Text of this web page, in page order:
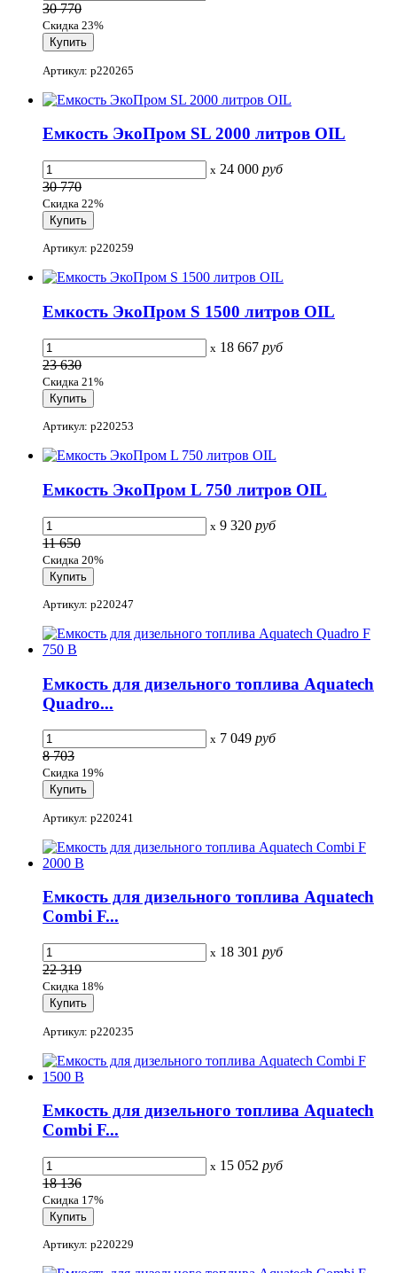
30 770
Скидка 23%
Артикул: p220265
Емкость ЭкоПром SL 2000 литров OIL
x 24 000 руб
30 770
Скидка 22%
Артикул: p220259
Емкость ЭкоПром S 1500 литров OIL
x 18 667 руб
23 630
Скидка 21%
Артикул: p220253
Емкость ЭкоПром L 750 литров OIL
x 9 320 руб
11 650
Скидка 20%
Артикул: p220247
Емкость для дизельного топлива Aquatech
Quadro...
x 7 049 руб
8 703
Скидка 19%
Артикул: p220241
Емкость для дизельного топлива Aquatech
Combi F...
x 18 301 руб
22 319
Скидка 18%
Артикул: p220235
Емкость для дизельного топлива Aquatech
Combi F...
x 15 052 руб
18 136
Скидка 17%
Артикул: p220229